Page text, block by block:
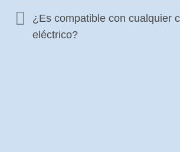
¿Es compatible con cualquier
eléctrico?